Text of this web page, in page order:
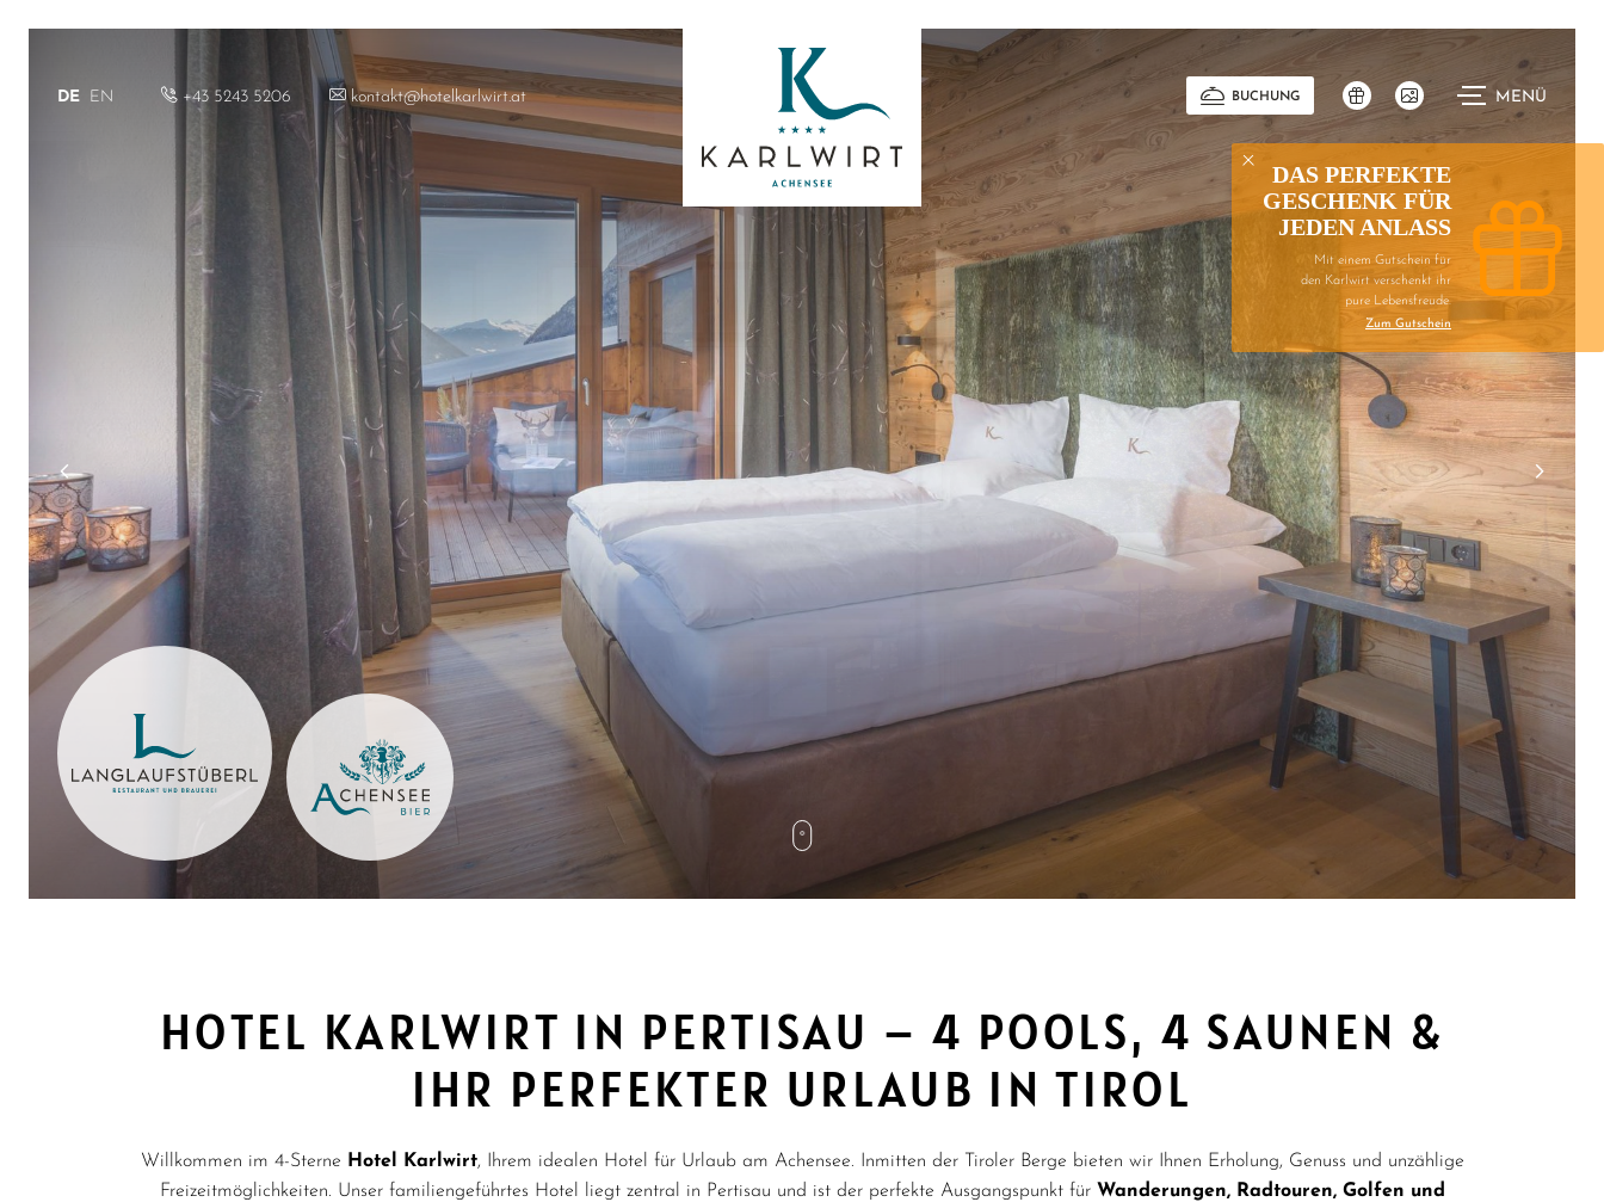
DE EN +43 5243 5206 kontakt@hotelkarlwirt.at BUCHUNG MENÜ
DAS PERFEKTE
GESCHENK FÜR
JEDEN ANLASS
Mit einem Gutschein für
den Karlwirt verschenkt ihr
pure Lebensfreude.
Zum Gutschein
HOTEL KARLWIRT IN PERTISAU – 4 POOLS, 4 SAUNEN &
IHR PERFEKTER URLAUB IN TIROL
Willkommen im 4-Sterne Hotel Karlwirt, Ihrem idealen Hotel für Urlaub am Achensee. Inmitten der Tiroler Berge bieten wir Ihnen Erholung, Genuss und unzählige
Freizeitmöglichkeiten. Unser familiengeführtes Hotel liegt zentral in Pertisau und ist der perfekte Ausgangspunkt für Wanderungen, Radtouren, Golfen und